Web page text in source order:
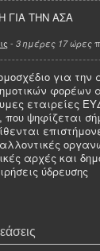
ΓΙΑ ΤΗΝ ΑΣΑ
- 3 ημέρες 17 ώρες
για την
φορέων
εταιρείες
ψηφίζεται
αρχές και
ύδρευσης